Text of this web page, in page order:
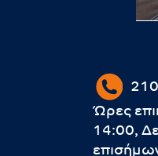
Ώρες
14:00,